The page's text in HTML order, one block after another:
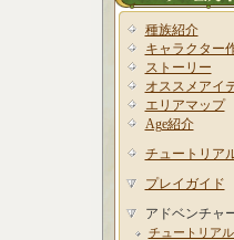
種族紹介
キャラクター
ストーリー
オススメアイ
エリアマップ
Age紹介
チュートリア
プレイガイド
アドベンチャ
チュートリア